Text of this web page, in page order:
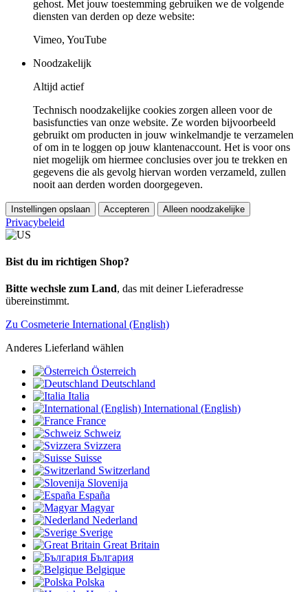
gehost. Met jouw toestemming gebruiken we de volgende
diensten van derden op deze website:
Vimeo, YouTube
Noodzakelijk
Altijd actief
Technisch noodzakelijke cookies zorgen alleen voor de
basisfuncties van onze website. Ze worden bijvoorbeeld
gebruikt om producten in jouw winkelmandje te verzamelen
of om in te loggen op jouw klantenaccount. Het is voor ons
niet mogelijk om hiermee conclusies over jou te trekken en
gegevens die als gevolg hiervan worden verzameld, zullen
nooit aan derden worden doorgegeven.
Instellingen opslaan Accepteren Alleen noodzakelijke
Privacybeleid
Bist du im richtigen Shop?
Bitte wechsle zum Land, das mit deiner Lieferadresse
übereinstimmt.
Zu Cosmeterie International (English)
Anderes Lieferland wählen
Österreich
Deutschland
Italia
International (English)
France
Schweiz
Svizzera
Suisse
Switzerland
Slovenija
España
Magyar
Nederland
Sverige
Great Britain
България
Belgique
Polska